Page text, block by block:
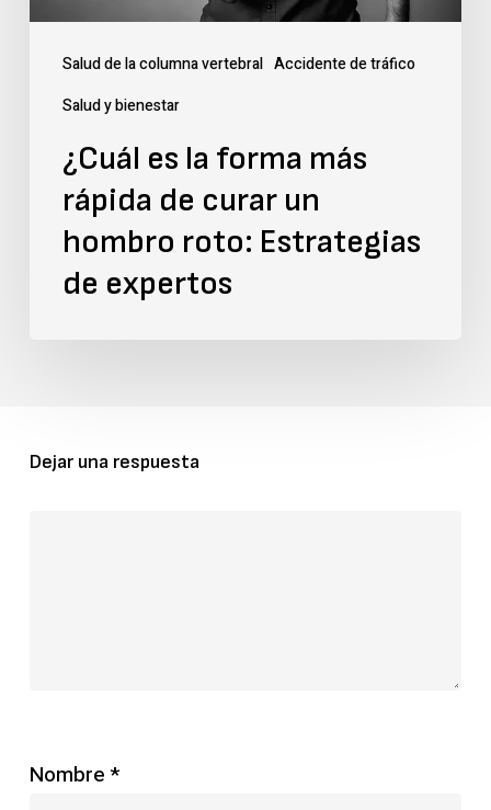
Salud de la columna vertebral Accidente de tráfico
Salud y bienestar
Estrategias
expertos
¿Cuál es la forma más
rápida de curar un
hombro roto: Estrategias
de expertos
Dejar una respuesta
Nombre *